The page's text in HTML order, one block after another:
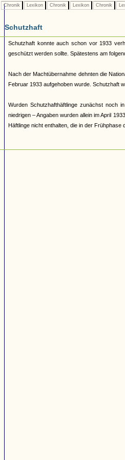
Chronik Lexikon Chronik Lexikon Chronik
Schutzhaft
Schutzhaft konnte auch schon vor 1933
geschützt werden sollte. Spätestens am
Nach der Machtübernahme dehnten die
Februar 1933 aufgehoben wurde. Schutzhaft
Wurden Schutzhafthäftlinge zunächst noch
niedrigen – Angaben wurden allein im April
Häftlinge nicht enthalten, die in der Frühphase